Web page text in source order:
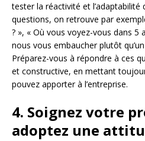
tester la réactivité et l’adaptabilité
questions, on retrouve par
? », « Où vous voyez-vous dans 5
nous vous embaucher plutôt
Préparez-vous à répondre à ces
et constructive, en mettant
pouvez apporter à l’entreprise.
4. Soignez votre
adoptez une